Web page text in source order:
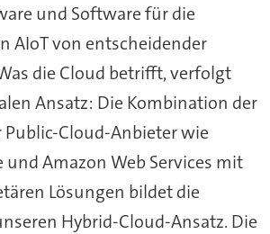
und Software für die
AIoT von entscheidender
die Cloud betrifft, verfolgt
Ansatz: Die Kombination der
Cloud-Anbieter wie
Amazon Web Services mit
Lösungen bildet die
Hybrid-Cloud-Ansatz. Die